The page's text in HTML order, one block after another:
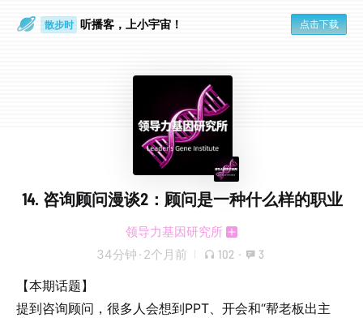
散步时 听播客，上小宇宙！ 点击下载
14. 咨询顾问漫谈2：顾问是一种什么样的职业
领导力基因研究所
34分钟 · 2个月前 102 · 3
【本期话题】
提到咨询顾问，很多人会想到PPT、开会和“帮老板出主